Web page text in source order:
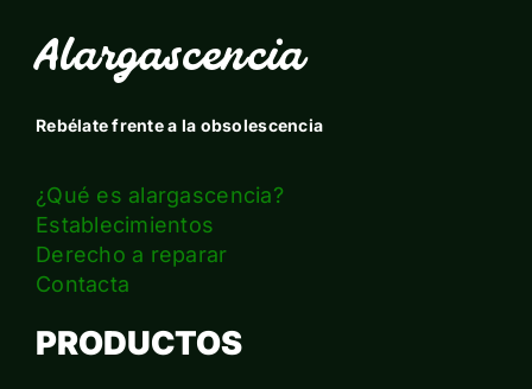
Alargascencia
Rebélate frente a la obsolescencia
¿Qué es alargascencia?
Establecimientos
Derecho a reparar
Contacta
PRODUCTOS